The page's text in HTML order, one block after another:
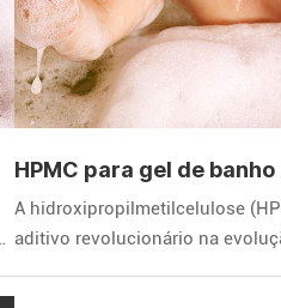
HPMC para gel de banho
A hidroxipropilmetilcelulose
aditivo revolucionário na